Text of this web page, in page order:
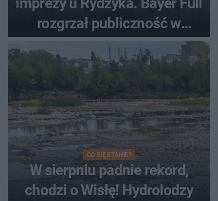
rozgrzał publiczność w
Toruniu
CO SIĘ STANIE?
W sierpniu padnie rekord,
chodzi o Wisłę! Hydrolodzy